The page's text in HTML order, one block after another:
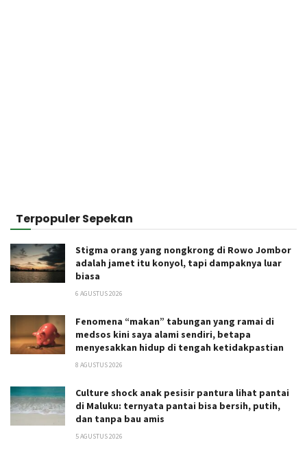
Terpopuler Sepekan
Stigma orang yang nongkrong di Rowo Jombor
adalah jamet itu konyol, tapi dampaknya luar
biasa
6 AGUSTUS 2026
Fenomena “makan” tabungan yang ramai di
medsos kini saya alami sendiri, betapa
menyesakkan hidup di tengah ketidakpastian
8 AGUSTUS 2026
Culture shock anak pesisir pantura lihat pantai
di Maluku: ternyata pantai bisa bersih, putih,
dan tanpa bau amis
5 AGUSTUS 2026